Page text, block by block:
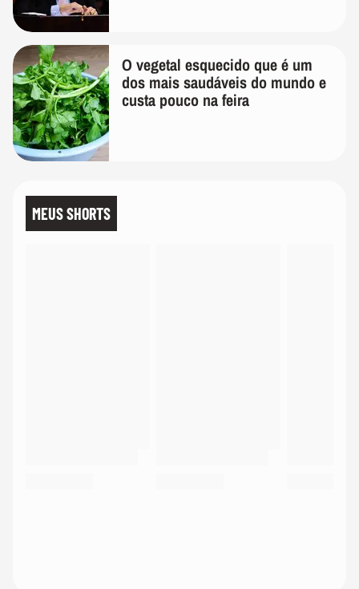
O vegetal esquecido que é um
dos mais saudáveis do mundo e
custa pouco na feira
MEUS SHORTS